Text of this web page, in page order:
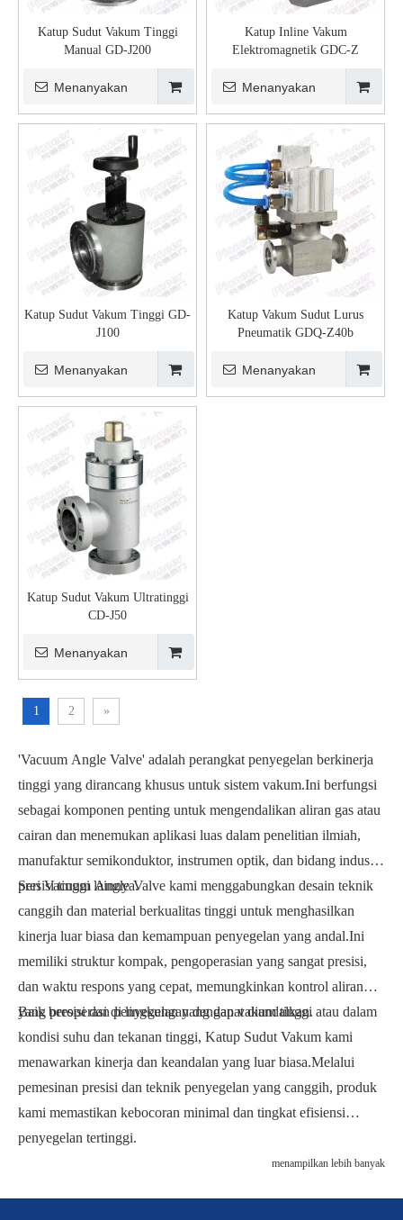
Katup Sudut Vakum Tinggi
Manual GD-J200
Menanyakan
Katup Inline Vakum
Elektromagnetik GDC-Z
Menanyakan
Katup Sudut Vakum Tinggi GD-
J100
Menanyakan
Katup Vakum Sudut Lurus
Pneumatik GDQ-Z40b
Menanyakan
Katup Sudut Vakum Ultratinggi
CD-J50
Menanyakan
1 2 »
'Vacuum Angle Valve' adalah perangkat penyegelan berkinerja
tinggi yang dirancang khusus untuk sistem vakum.Ini berfungsi
sebagai komponen penting untuk mengendalikan aliran gas atau
cairan dan menemukan aplikasi luas dalam penelitian ilmiah,
manufaktur semikonduktor, instrumen optik, dan bidang industri
presisi tinggi lainnya.
Seri Vacuum Angle Valve kami menggabungkan desain teknik
canggih dan material berkualitas tinggi untuk menghasilkan
kinerja luar biasa dan kemampuan penyegelan yang andal.Ini
memiliki struktur kompak, pengoperasian yang sangat presisi,
dan waktu respons yang cepat, memungkinkan kontrol aliran
yang presisi dan penyegelan yang dapat diandalkan.
Baik beroperasi di lingkungan dengan vakum tinggi atau dalam
kondisi suhu dan tekanan tinggi, Katup Sudut Vakum kami
menawarkan kinerja dan keandalan yang luar biasa.Melalui
pemesinan presisi dan teknik penyegelan yang canggih, produk
kami memastikan kebocoran minimal dan tingkat efisiensi
penyegelan tertinggi.
menampilkan lebih banyak